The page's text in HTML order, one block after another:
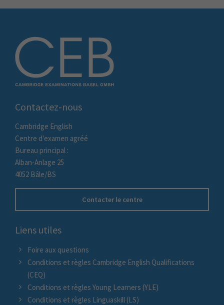
Contactez-nous
Cambridge English
Centre d'examen agréé
Bureau principal :
Alban-Anlage 25
4052 Bâle/BS
Contacter le centre
Liens utiles
Foire aux questions
Conditions et règles Cambridge English Qualifications
(CEQ)
Conditions et règles Young Learners (YLE)
Conditions et règles Linguaskill (LS)